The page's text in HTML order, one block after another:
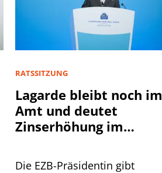
RATSSITZUNG
Lagarde bleibt noch im
Amt und deutet
Zinserhöhung im
Die EZB-Präsidentin gibt